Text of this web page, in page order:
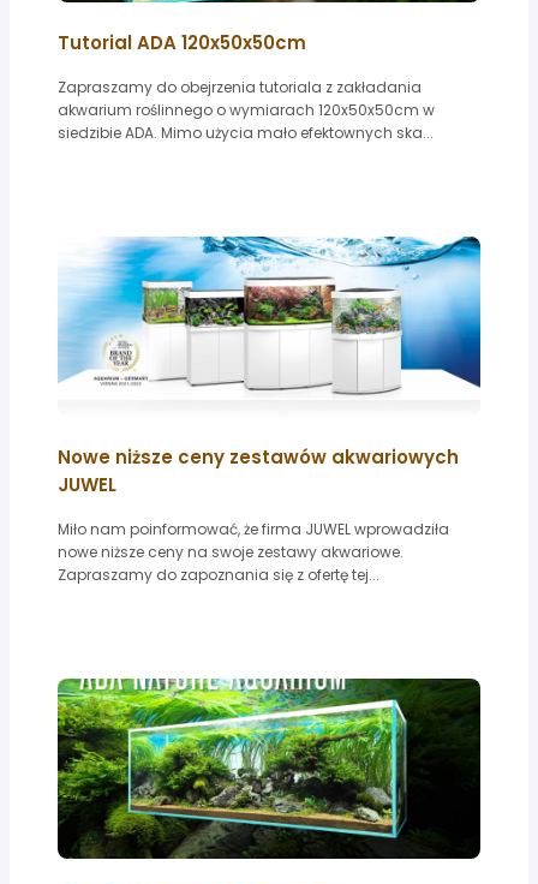
Tutorial ADA 120x50x50cm
Zapraszamy do obejrzenia tutoriala z zakładania
akwarium roślinnego o wymiarach 120x50x50cm w
siedzibie ADA. Mimo użycia mało efektownych ska...
Nowe niższe ceny zestawów akwariowych
JUWEL
Miło nam poinformować, że firma JUWEL wprowadziła
nowe niższe ceny na swoje zestawy akwariowe.
Zapraszamy do zapoznania się z ofertę tej...